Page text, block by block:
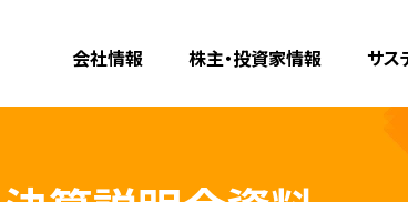
会社情報 株主・投資家情報 サス